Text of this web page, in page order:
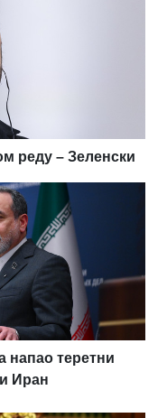
реду – Зеленски
напао теретни
Иран